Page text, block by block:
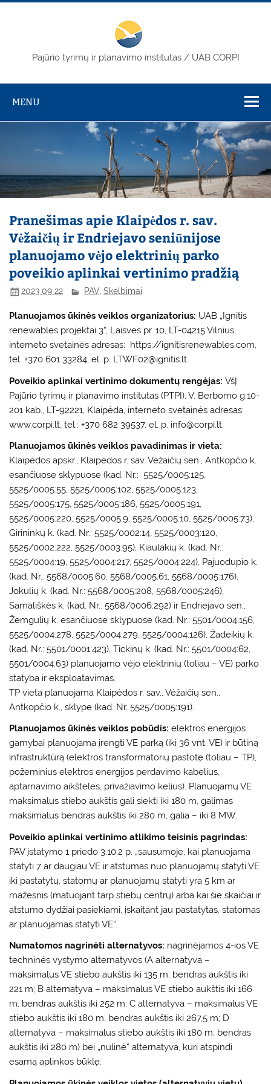
Skip
Pajūrio tyrimų ir planavimo institutas / UAB CORPI
MENU
Pranešimas apie Klaipėdos r. sav.
Vėžaičių ir Endriejavo seniūnijose
planuojamo vėjo elektrinių parko
poveikio aplinkai vertinimo pradžią
2023 09 22 PAV,Skelbimai
Planuojamos ūkinės veiklos organizatorius: UAB „Ignitis
renewables projektai 3“, Laisvės pr. 10, LT-04215 Vilnius,
interneto svetainės adresas: https://ignitisrenewables.com,
tel. +370 601 33284, el. p. LTWF02@ignitis.lt.
Poveikio aplinkai vertinimo dokumentų rengėjas:VšĮ
Pajūrio tyrimų ir planavimo institutas (PTPI), V. Berbomo g.10-
201 kab., LT-92221, Klaipėda, interneto svetainės adresas:
www.corpi.lt, tel.: +370 682 39537, el. p. info@corpi.lt.
Planuojamos ūkinės veiklos pavadinimas ir vieta:
Klaipėdos apskr., Klaipėdos r. sav. Vėžaičių sen., Antkopčio k.
esančiuose sklypuose (kad. Nr.: 5525/0005:125,
5525/0005:55, 5525/0005:102, 5525/0005:123,
5525/0005:175, 5525/0005:186, 5525/0005:191,
5525/0005:220, 5525/0005:9, 5525/0005:10, 5525/0005:73),
Girininkų k. (kad. Nr.: 5525/0002:14, 5525/0003:120,
5525/0002:222, 5525/0003:95), Kiaulakių k. (kad. Nr.:
5525/0004:19, 5525/0004:217, 5525/0004:224), Pajuodupio k.
(kad. Nr.: 5568/0005:60, 5568/0005:61, 5568/0005:176),
Jokulių k. (kad. Nr.: 5568/0005:208, 5568/0005:246),
Samališkės k. (kad. Nr.: 5568/0006:292) ir Endriejavo sen.,
Žemgulių k. esančiuose sklypuose (kad. Nr.: 5501/0004:156,
5525/0004:278, 5525/0004:279, 5525/0004:126), Žadeikių k.
(kad. Nr.: 5501/0001:423), Tickinų k. (kad. Nr.: 5501/0004:62,
5501/0004:63) planuojamo vėjo elektrinių (toliau – VE) parko
statyba ir eksploatavimas.
TP vieta planuojama Klaipėdos r. sav., Vėžaičių sen.,
Antkopčio k., sklype (kad. Nr. 5525/0005:191).
Planuojamos ūkinės veiklos pobūdis:elektros energijos
gamybai planuojama įrengti VE parką (iki 36 vnt. VE) ir būtiną
infrastruktūrą (elektros transformatorių pastotę (toliau – TP),
požeminius elektros energijos perdavimo kabelius,
aptarnavimo aikšteles, privažiavimo kelius). Planuojamų VE
maksimalus stiebo aukštis gali siekti iki 180 m, galimas
maksimalus bendras aukštis iki 280 m, galia – iki 8 MW.
Poveikio aplinkai vertinimo atlikimo teisinis pagrindas:
PAV įstatymo 1 priedo 3.10.2 p. „sausumoje, kai planuojama
statyti 7 ar daugiau VE ir atstumas nuo planuojamų statyti VE
iki pastatytų, statomų ar planuojamų statyti yra 5 km ar
mažesnis (matuojant tarp stiebų centrų) arba kai šie skaičiai ir
atstumo dydžiai pasiekiami, įskaitant jau pastatytas, statomas
ar planuojamas statyti VE“.
Numatomos nagrinėti alternatyvos: nagrinėjamos 4-ios VE
techninės vystymo alternatyvos (A alternatyva –
maksimalus VE stiebo aukštis iki 135 m, bendras aukštis iki
221 m; B alternatyva – maksimalus VE stiebo aukštis iki 166
m, bendras aukštis iki 252 m; C alternatyva – maksimalus VE
stiebo aukštis iki 180 m, bendras aukštis iki 267,5 m; D
alternatyva – maksimalus stiebo aukštis iki 180 m, bendras
aukštis iki 280 m) bei „nulinė“ alternatyva, kuri atspindi
esamą aplinkos būklę.